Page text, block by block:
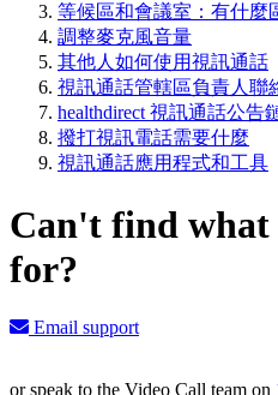
等候區和會議室：有什麼
調整麥克風音量
其他人如何使用視訊通話
視訊通話管轄區負責人聯
healthdirect 視訊通話公告
撥打視訊電話需要什麼
視訊通話應用程式和工具
Can't find
for?
Email support
or speak to the Video Call team on